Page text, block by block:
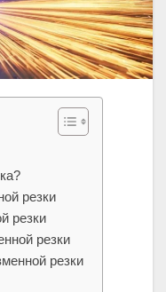
резки
резки
резки
резки